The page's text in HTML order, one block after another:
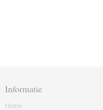
Informatie
Home